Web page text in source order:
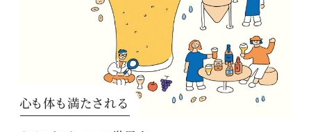
心も体も満たされる